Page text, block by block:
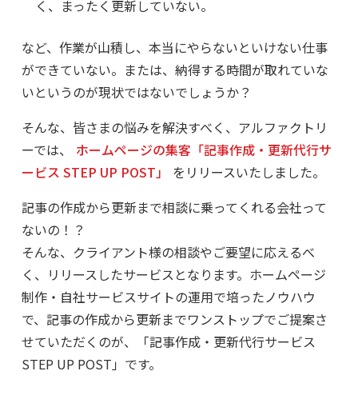
く、まったく更新していない。
など、作業が山積し、本当にやらないといけない仕事
ができていない。または、納得する時間が取れていな
いというのが現状ではないでしょうか？
そんな、皆さまの悩みを解決すべく、アルファクトリ
ーでは、
ホームページの集客「記事作成・更新代行サ
ービス STEP UP POST」
をリリースいたしました。
記事の作成から更新まで相談に乗ってくれる会社って
ないの！？
そんな、クライアント様の相談やご要望に応えるべ
く、リリースしたサービスとなります。ホームページ
制作・自社サービスサイトの運用で培ったノウハウ
で、記事の作成から更新までワンストップでご提案さ
せていただくのが、「記事作成・更新代行サービス
STEP UP POST」です。